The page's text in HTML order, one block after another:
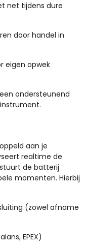
net tijdens dure
door handel in
eigen opwek
ondersteunend
aan je
realtime de
de batterij
momenten. Hierbij
(zowel afname
EPEX)